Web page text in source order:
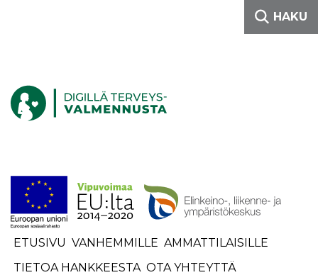
HAKU
ETUSIVU VANHEMMILLE AMMATTILAISILLE
TIETOA HANKKEESTA OTA YHTEYTTÄ